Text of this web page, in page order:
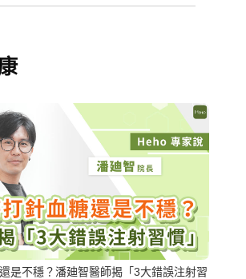
是不穩？潘廸智醫師揭「3大錯誤注射習